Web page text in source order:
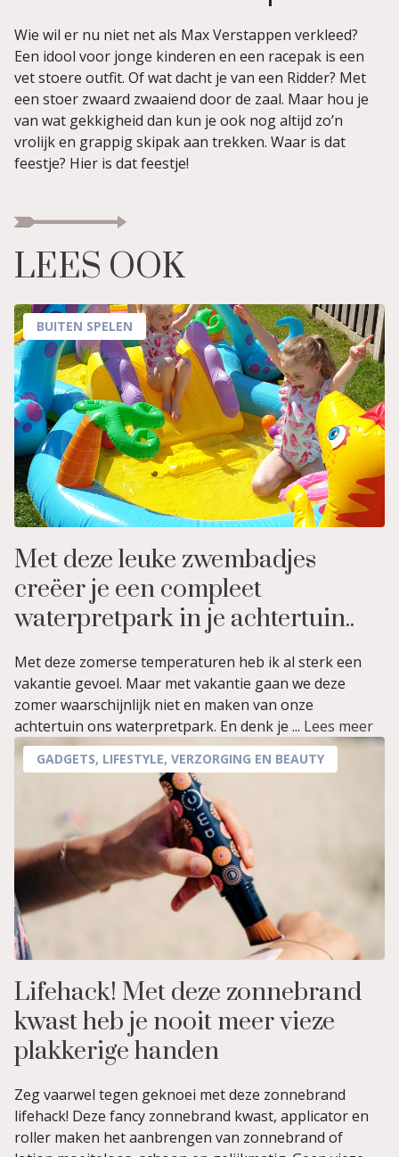
Wie wil er nu niet net als Max Verstappen verkleed?
Een idool voor jonge kinderen en een racepak is een
vet stoere outfit. Of wat dacht je van een Ridder? Met
een stoer zwaard zwaaiend door de zaal. Maar hou je
van wat gekkigheid dan kun je ook nog altijd zo’n
vrolijk en grappig skipak aan trekken. Waar is dat
feestje? Hier is dat feestje!
LEES OOK
BUITEN SPELEN
Met deze leuke zwembadjes
creëer je een compleet
waterpretpark in je achtertuin..
Met deze zomerse temperaturen heb ik al sterk een
vakantie gevoel. Maar met vakantie gaan we deze
zomer waarschijnlijk niet en maken van onze
achtertuin ons waterpretpark. En denk je ... Lees meer
GADGETS, LIFESTYLE, VERZORGING EN BEAUTY
Lifehack! Met deze zonnebrand
kwast heb je nooit meer vieze
plakkerige handen
Zeg vaarwel tegen geknoei met deze zonnebrand
lifehack! Deze fancy zonnebrand kwast, applicator en
roller maken het aanbrengen van zonnebrand of